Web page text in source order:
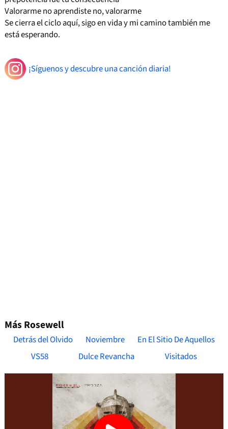
Valorarme no aprendiste no, valorarme
Se cierra el ciclo aquí, sigo en vida y mi camino también me
está esperando.
¡Síguenos y descubre una canción diaria!
Más Rosewell
Detrás del Olvido Noviembre
En El Sitio De Aquellos
VS58
Dulce Revancha Visitados